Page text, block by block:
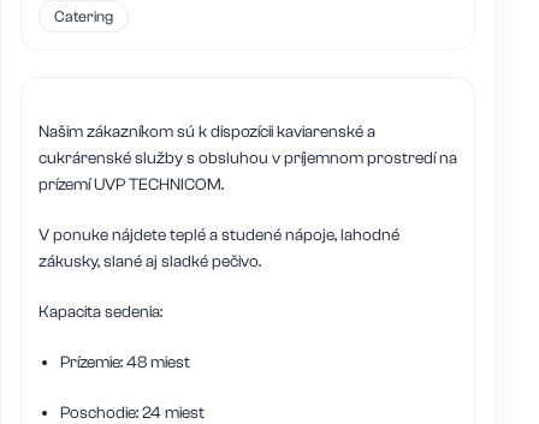
Catering
Našim zákazníkom sú k dispozícii kaviarenské a
cukrárenské služby s obsluhou v príjemnom prostredí na
prízemí UVP TECHNICOM.
V ponuke nájdete teplé a studené nápoje, lahodné
zákusky, slané aj sladké pečivo.
Kapacita sedenia:
Prízemie: 48 miest
Poschodie: 24 miest